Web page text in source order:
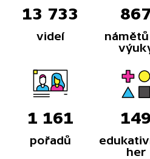
13 733
videí
867
1 161
pořadů
149
her